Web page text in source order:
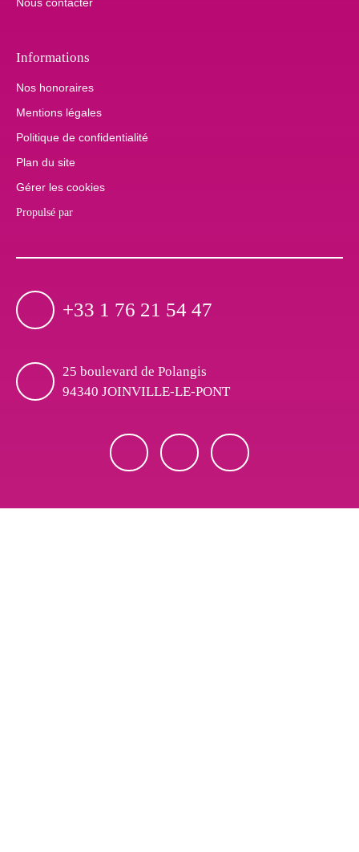
Informations
Nos honoraires
Mentions légales
Politique de confidentialité
Plan du site
Gérer les cookies
Propulsé par
+33 1 76 21 54 47
25 boulevard de Polangis
94340 JOINVILLE-LE-PONT